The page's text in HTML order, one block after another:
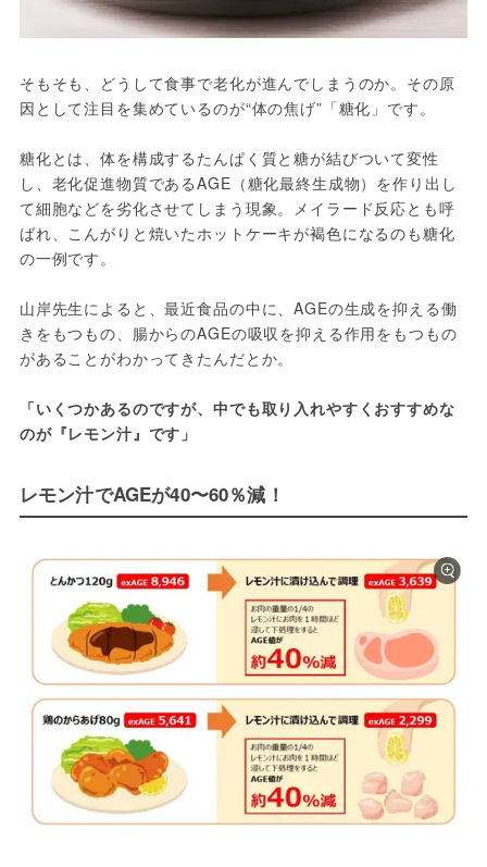
そもそも、どうして食事で老化が進んでしまうのか。その原
因として注目を集めているのが“体の焦げ”「糖化」です。
糖化とは、体を構成するたんぱく質と糖が結びついて変性
し、老化促進物質であるAGE（糖化最終生成物）を作り出し
て細胞などを劣化させてしまう現象。メイラード反応とも呼
ばれ、こんがりと焼いたホットケーキが褐色になるのも糖化
の一例です。
山岸先生によると、最近食品の中に、AGEの生成を抑える働
きをもつもの、腸からのAGEの吸収を抑える作用をもつもの
があることがわかってきたんだとか。
「いくつかあるのですが、中でも取り入れやすくおすすめな
のが『レモン汁』です」
レモン汁でAGEが40〜60％減！